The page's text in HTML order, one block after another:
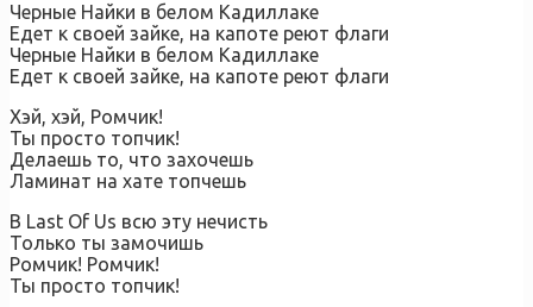
Черные Найки в белом Кадиллаке
Едет к своей зайке, на капоте реют флаги
Черные Найки в белом Кадиллаке
Едет к своей зайке, на капоте реют флаги
Хэй, хэй, Ромчик!
Ты просто топчик!
Делаешь то, что захочешь
Ламинат на хате топчешь
В Last Of Us всю эту нечисть
Только ты замочишь
Ромчик! Ромчик!
Ты просто топчик!